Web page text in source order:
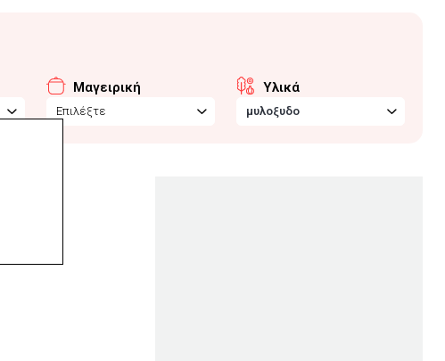
Μαγειρική
Επιλέξτε
Υλικά
μυλοξυδο